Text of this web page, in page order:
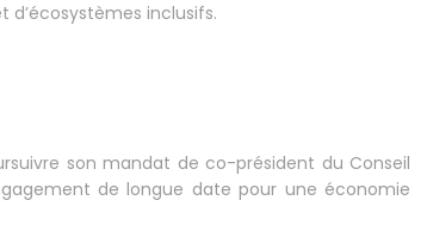
d’écosystèmes inclusifs.
son mandat de co-président du Conseil
de longue date pour une économie